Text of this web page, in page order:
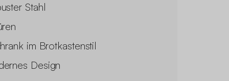
Stahl
im Brotkastenstil
Design